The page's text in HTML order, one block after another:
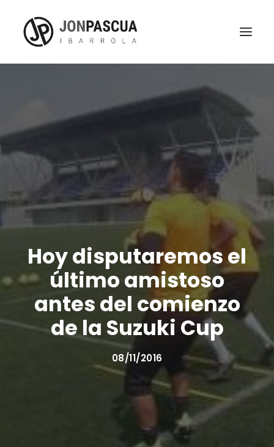
Hoy disputaremos el
último amistoso
antes del comienzo
de la Suzuki Cup
08/11/2016